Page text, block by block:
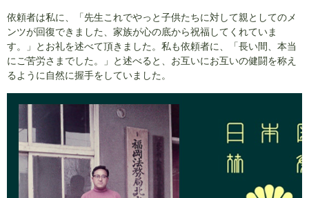
依頼者は私に、「先生これでやっと子供たちに対して親としてのメ
ンツが回復できました、家族が心の底から祝福してくれていま
す。」とお礼を述べて頂きました。私も依頼者に、「長い間、本当
にご苦労さまでした。」と述べると、お互いにお互いの健闘を称え
るように自然に握手をしていました。